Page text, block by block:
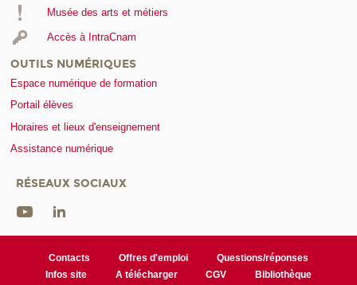
Musée des arts et métiers
Accès à IntraCnam
OUTILS NUMÉRIQUES
Espace numérique de formation
Portail élèves
Horaires et lieux d'enseignement
Assistance numérique
RÉSEAUX SOCIAUX
Contacts Offres d'emploi
Questions/réponses
Infos site
A télécharger CGV Bibliothèque